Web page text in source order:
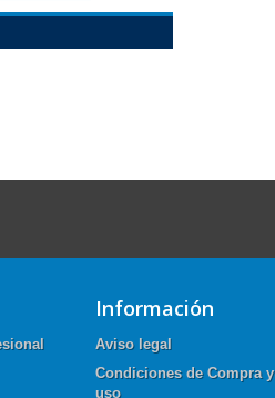
Información
Aviso legal
Condiciones de Compra y
uso